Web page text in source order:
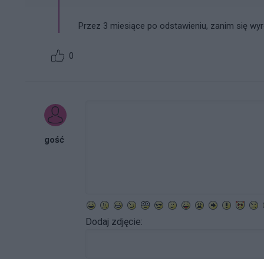
Przez 3 miesiące po odstawieniu, zanim się
0
gość
Dodaj zdjęcie: